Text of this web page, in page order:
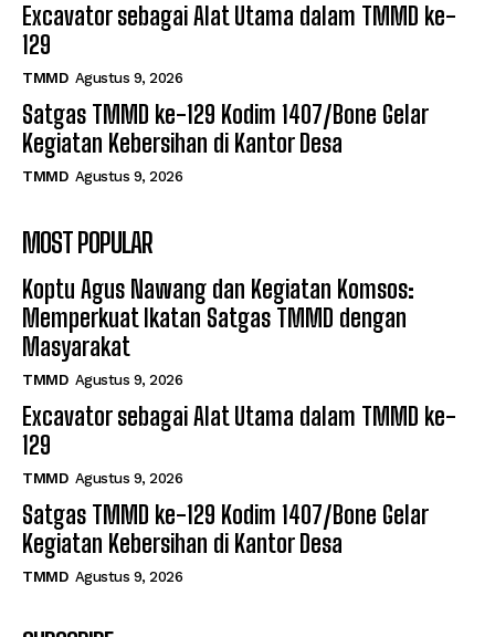
Excavator sebagai Alat Utama dalam TMMD ke-
129
TMMD Agustus 9, 2026
Satgas TMMD ke-129 Kodim 1407/Bone Gelar
Kegiatan Kebersihan di Kantor Desa
TMMD Agustus 9, 2026
MOST POPULAR
Koptu Agus Nawang dan Kegiatan Komsos:
Memperkuat Ikatan Satgas TMMD dengan
Masyarakat
TMMD Agustus 9, 2026
Excavator sebagai Alat Utama dalam TMMD ke-
129
TMMD Agustus 9, 2026
Satgas TMMD ke-129 Kodim 1407/Bone Gelar
Kegiatan Kebersihan di Kantor Desa
TMMD Agustus 9, 2026